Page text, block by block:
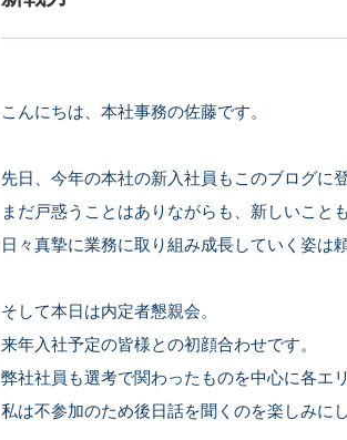
こんにちは、本社事務の佐藤です。
先日、今年の本社の新入社員もこのブログに
まだ戸惑うことはありながらも、新しいこと
日々真摯に業務に取り組み成長していく姿は
そして本日は内定者懇親会。
来年入社予定の皆様との初顔合わせです。
弊社社員も選考で関わったものを中心に各エ
私は不参加のため後日話を聞くのを楽しみに